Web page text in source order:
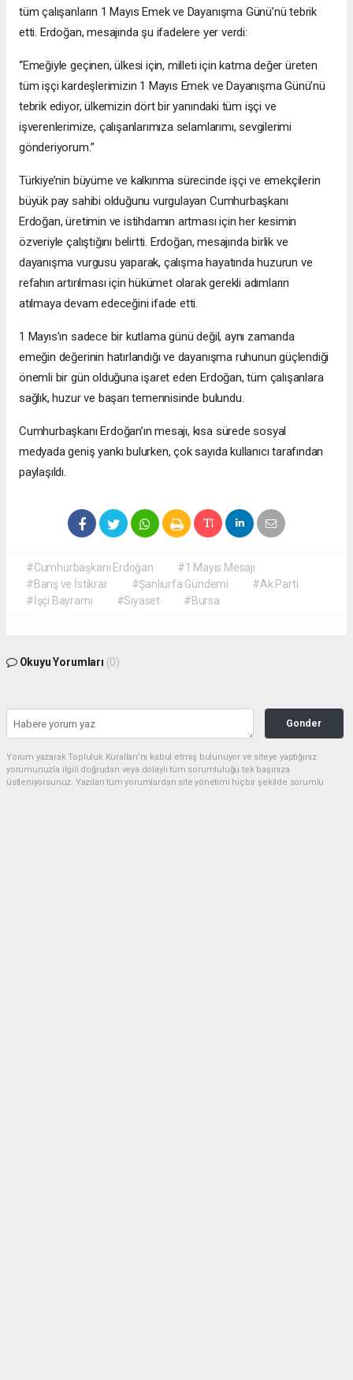
tüm çalışanların 1 Mayıs Emek ve Dayanışma Günü’nü tebrik
etti. Erdoğan, mesajında şu ifadelere yer verdi:
“Emeğiyle geçinen, ülkesi için, milleti için katma değer üreten
tüm işçi kardeşlerimizin 1 Mayıs Emek ve Dayanışma Günü’nü
tebrik ediyor, ülkemizin dört bir yanındaki tüm işçi ve
işverenlerimize, çalışanlarımıza selamlarımı, sevgilerimi
gönderiyorum.”
Türkiye’nin büyüme ve kalkınma sürecinde işçi ve emekçilerin
büyük pay sahibi olduğunu vurgulayan Cumhurbaşkanı
Erdoğan, üretimin ve istihdamın artması için her kesimin
özveriyle çalıştığını belirtti. Erdoğan, mesajında birlik ve
dayanışma vurgusu yaparak, çalışma hayatında huzurun ve
refahın artırılması için hükümet olarak gerekli adımların
atılmaya devam edeceğini ifade etti.
1 Mayıs’ın sadece bir kutlama günü değil, aynı zamanda
emeğin değerinin hatırlandığı ve dayanışma ruhunun güçlendiği
önemli bir gün olduğuna işaret eden Erdoğan, tüm çalışanlara
sağlık, huzur ve başarı temennisinde bulundu.
Cumhurbaşkanı Erdoğan’ın mesajı, kısa sürede sosyal
medyada geniş yankı bulurken, çok sayıda kullanıcı tarafından
paylaşıldı.
#Cumhurbaşkanı Erdoğan
#1 Mayıs Mesajı
#Barış ve İstikrar
#Şanlıurfa Gündemi
#Ak Parti
#İşçi Bayramı
#Siyaset #Bursa
Okuyu Yorumları (0)
Gonder
Yorum yazarak Topluluk Kuralları’nı kabul etmiş bulunuyor ve siteye yaptığınız
yorumunuzla ilgili doğrudan veya dolaylı tüm sorumluluğu tek başınıza
üstleniyorsunuz. Yazılan tüm yorumlardan site yönetimi hiçbir şekilde sorumlu